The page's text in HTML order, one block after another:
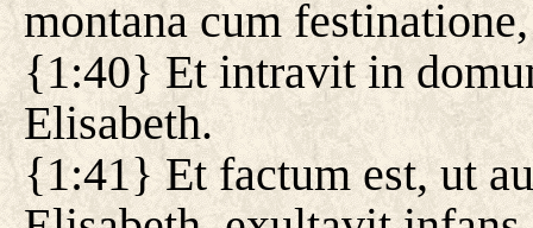
montana cum
{1:40} Et intravit in
Elisabeth.
{1:41} Et factum est, ut